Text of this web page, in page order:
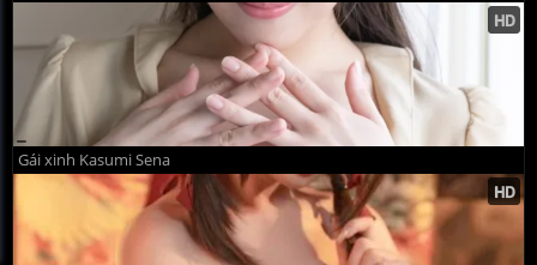
Gái xinh Kasumi Sena